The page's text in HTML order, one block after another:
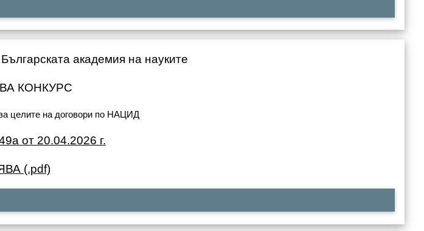
академия на науките
КОНКУРС
целите на договори по НАЦИД
от 20.04.2026 г.
(.pdf)